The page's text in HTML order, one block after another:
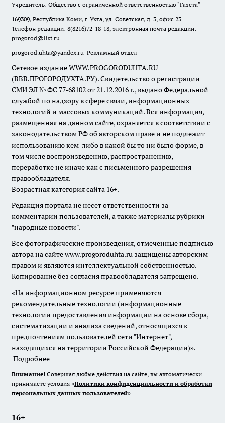
Учредитель: Общество с ограниченной ответственностью "Газета"
169309, Республика Коми, г. Ухта, ул. Советская, д. 3, офис 23
Телефон редакции: 8(8216)72-18-18, электронная почта редакции:
progorod@list.ru
progorod.uhta@yandex.ru Рекламный отдел
Сетевое издание WWW.PROGORODUHTA.RU
(ВВВ.ПРОГОРОДУХТА.РУ). Свидетельство о регистрации
СМИ ЭЛ № ФС 77-68102 от 21.12.2016 г., выдано Федеральной
службой по надзору в сфере связи, информационных
технологий и массовых коммуникаций. Вся информация,
размещенная на данном сайте, охраняется в соответствии с
законодательством РФ об авторском праве и не подлежит
использованию кем-либо в какой бы то ни было форме, в
том числе воспроизведению, распространению,
переработке не иначе как с письменного разрешения
правообладателя.
Возрастная категория сайта 16+.
Редакция портала не несет ответственности за
комментарии пользователей, а также материалы рубрики
"народные новости".
Все фотографические произведения, отмеченные подписью
автора на сайте www.progoroduhta.ru защищены авторским
правом и являются интеллектуальной собственностью.
Копирование без согласия правообладателя запрещено.
«На информационном ресурсе применяются
рекомендательные технологии (информационные
технологии предоставления информации на основе сбора,
систематизации и анализа сведений, относящихся к
предпочтениям пользователей сети "Интернет",
находящихся на территории Российской Федерации)».
Подробнее
Внимание! Совершая любые действия на сайте, вы автоматически
принимаете условия «Политики конфиденциальности и обработки
персональных данных пользователей»
16+